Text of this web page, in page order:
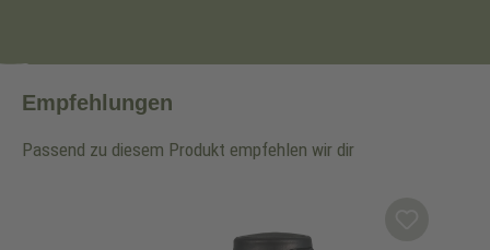
Empfehlungen
Passend zu diesem Produkt empfehlen wir dir